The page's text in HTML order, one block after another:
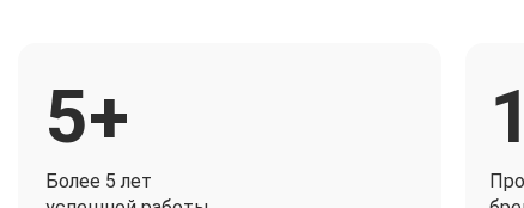
5+
Более 5 лет